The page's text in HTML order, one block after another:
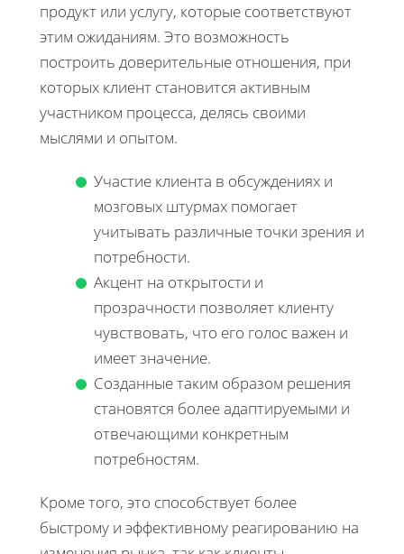
продукт или услугу, которые соответствуют
этим ожиданиям. Это возможность
построить доверительные отношения, при
которых клиент становится активным
участником процесса, делясь своими
мыслями и опытом.
Участие клиента в обсуждениях и
мозговых штурмах помогает
учитывать различные точки зрения и
потребности.
Акцент на открытости и
прозрачности позволяет клиенту
чувствовать, что его голос важен и
имеет значение.
Созданные таким образом решения
становятся более адаптируемыми и
отвечающими конкретным
потребностям.
Кроме того, это способствует более
быстрому и эффективному реагированию на